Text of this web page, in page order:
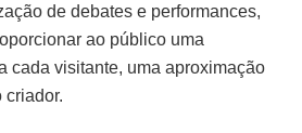
de debates e performances,
ao público uma
cada visitante, uma aproximação
criador.